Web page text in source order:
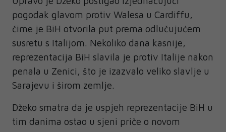
pogodak glavom protiv Walesa u Cardiffu,
čime je BiH otvorila put prema odlučujućem
susretu s Italijom. Nekoliko dana kasnije,
reprezentacija BiH slavila je protiv Italije nakon
penala u Zenici, što je izazvalo veliko slavlje u
Sarajevu i širom zemlje.
Džeko smatra da je uspjeh reprezentacije BiH u
tim danima ostao u sjeni priče o novom